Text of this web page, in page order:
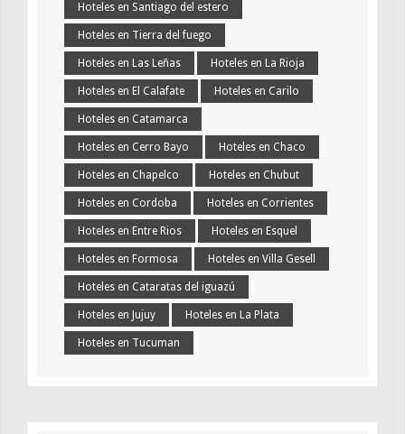
Hoteles en Santiago del estero
Hoteles en Tierra del fuego
Hoteles en Las Leñas Hoteles en La Rioja
Hoteles en El Calafate Hoteles en Carilo
Hoteles en Catamarca
Hoteles en Cerro Bayo Hoteles en Chaco
Hoteles en Chapelco Hoteles en Chubut
Hoteles en Cordoba Hoteles en Corrientes
Hoteles en Entre Rios Hoteles en Esquel
Hoteles en Formosa Hoteles en Villa Gesell
Hoteles en Cataratas del iguazú
Hoteles en Jujuy Hoteles en La Plata
Hoteles en Tucuman